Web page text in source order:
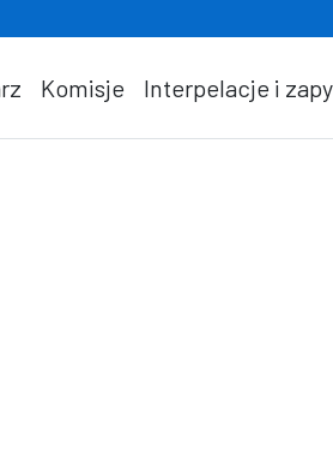
Komisje Interpelacje i